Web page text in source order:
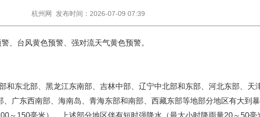
杭州网 发布时间：2026-07-09 07:39
、台风黄色预警、强对流天气黄色预警。
和东北部、黑龙江东南部、吉林中部、辽宁中北部和东部、河北东部、天
广东西南部、海南岛、青海东部和南部、西藏东部等地部分地区有大到
～150毫米）。上述部分地区伴有短时强降水（最大小时降雨量20～50毫